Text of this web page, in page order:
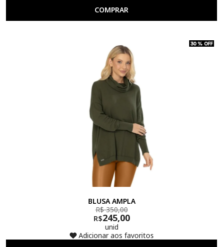
COMPRAR
BLUSA AMPLA
R$ 350,00
R$245,00
unid
Adicionar aos favoritos